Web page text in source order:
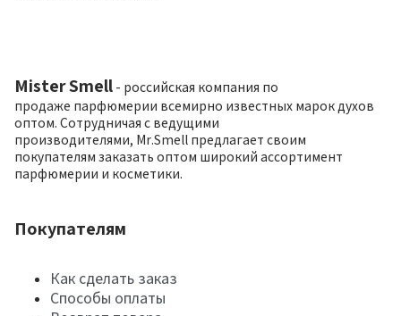
Mister Smell - российская компания по
продаже парфюмерии всемирно известных марок духов
оптом. Сотрудничая с ведущими
производителями, Mr.Smell предлагает своим
покупателям заказать оптом широкий ассортимент
парфюмерии и косметики.
Покупателям
Как сделать заказ
Способы оплаты